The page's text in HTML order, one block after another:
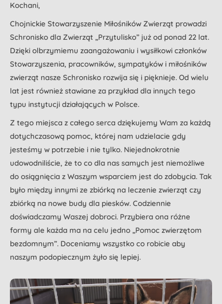
Kochani,
Chojnickie Stowarzyszenie Miłośników Zwierząt prowadzi
Schronisko dla Zwierząt „Przytulisko” już od ponad 22 lat.
Dzięki olbrzymiemu zaangażowaniu i wysiłkowi członków
Stowarzyszenia, pracowników, sympatyków i miłośników
zwierząt nasze Schronisko rozwija się i pięknieje. Od wielu
lat jest również stawiane za przykład dla innych tego
typu instytucji działających w Polsce.
Z tego miejsca z całego serca dziękujemy Wam za każdą
dotychczasową pomoc, której nam udzielacie gdy
jesteśmy w potrzebie i nie tylko. Niejednokrotnie
udowodniliście, że to co dla nas samych jest niemożliwe
do osiągnięcia z Waszym wsparciem jest do zdobycia. Tak
było między innymi ze zbiórką na leczenie zwierząt czy
zbiórką na nowe budy dla piesków. Codziennie
doświadczamy Waszej dobroci. Przybiera ona różne
formy ale każda ma na celu jedno „Pomoc zwierzętom
bezdomnym”. Doceniamy wszystko co robicie aby
naszym podopiecznym żyło się lepiej.